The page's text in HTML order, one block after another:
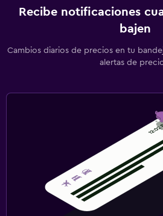
Recibe notificaciones
bajen
Cambios diarios de precios en tu
alertas de